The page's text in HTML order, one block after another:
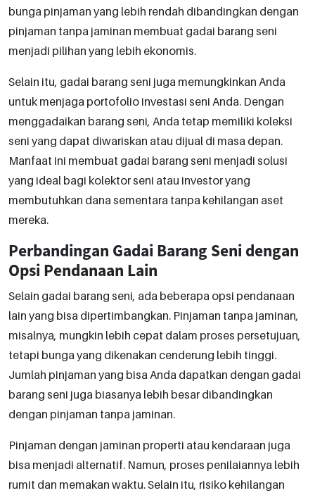
bunga pinjaman yang lebih rendah dibandingkan dengan
pinjaman tanpa jaminan membuat gadai barang seni
menjadi pilihan yang lebih ekonomis.
Selain itu, gadai barang seni juga memungkinkan Anda
untuk menjaga portofolio investasi seni Anda. Dengan
menggadaikan barang seni, Anda tetap memiliki koleksi
seni yang dapat diwariskan atau dijual di masa depan.
Manfaat ini membuat gadai barang seni menjadi solusi
yang ideal bagi kolektor seni atau investor yang
membutuhkan dana sementara tanpa kehilangan aset
mereka.
Perbandingan Gadai Barang Seni dengan
Opsi Pendanaan Lain
Selain gadai barang seni, ada beberapa opsi pendanaan
lain yang bisa dipertimbangkan. Pinjaman tanpa jaminan,
misalnya, mungkin lebih cepat dalam proses persetujuan,
tetapi bunga yang dikenakan cenderung lebih tinggi.
Jumlah pinjaman yang bisa Anda dapatkan dengan gadai
barang seni juga biasanya lebih besar dibandingkan
dengan pinjaman tanpa jaminan.
Pinjaman dengan jaminan properti atau kendaraan juga
bisa menjadi alternatif. Namun, proses penilaiannya lebih
rumit dan memakan waktu. Selain itu, risiko kehilangan